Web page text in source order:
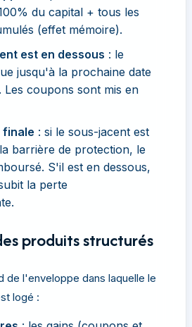
du capital + tous les
(effet mémoire).
est en dessous : le
jusqu'à la prochaine date
Les coupons sont mis en
finale : si le sous-jacent est
barrière de protection, le
S'il est en dessous,
la perte
produits structurés
de l'enveloppe dans laquelle le
logé :